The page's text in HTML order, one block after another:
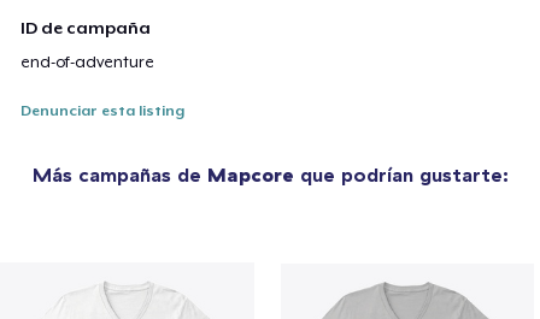
ID de campaña
end-of-adventure
Denunciar esta listing
Más campañas de Mapcore que podrían gustarte: